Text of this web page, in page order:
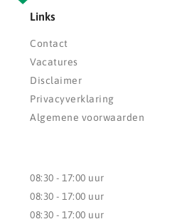
Links
Contact
Vacatures
Disclaimer
Privacyverklaring
Algemene voorwaarden
08:30 - 17:00 uur
08:30 - 17:00 uur
08:30 - 17:00 uur